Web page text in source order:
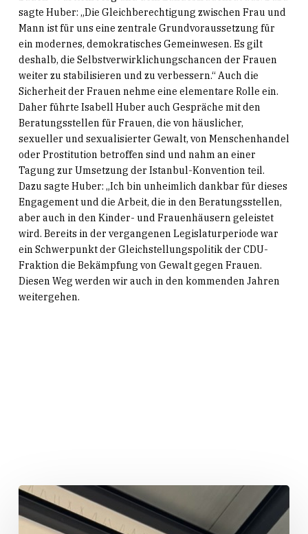
sagte Huber: „Die Gleichberechtigung zwischen Frau und
Mann ist für uns eine zentrale Grundvoraussetzung für
ein modernes, demokratisches Gemeinwesen. Es gilt
deshalb, die Selbstverwirklichungschancen der Frauen
weiter zu stabilisieren und zu verbessern.“ Auch die
Sicherheit der Frauen nehme eine elementare Rolle ein.
Daher führte Isabell Huber auch Gespräche mit den
Beratungsstellen für Frauen, die von häuslicher,
sexueller und sexualisierter Gewalt, von Menschenhandel
oder Prostitution betroffen sind und nahm an einer
Tagung zur Umsetzung der Istanbul-Konvention teil.
Dazu sagte Huber: „Ich bin unheimlich dankbar für dieses
Engagement und die Arbeit, die in den Beratungsstellen,
aber auch in den Kinder- und Frauenhäusern geleistet
wird. Bereits in der vergangenen Legislaturperiode war
ein Schwerpunkt der Gleichstellungspolitik der CDU-
Fraktion die Bekämpfung von Gewalt gegen Frauen.
Diesen Weg werden wir auch in den kommenden Jahren
weitergehen.
„Huber
packt
an!“